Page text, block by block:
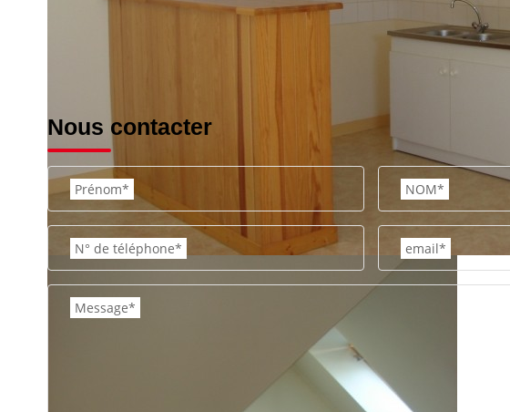
Nous contacter
Prénom* NOM*
N° de téléphone* email*
Message*